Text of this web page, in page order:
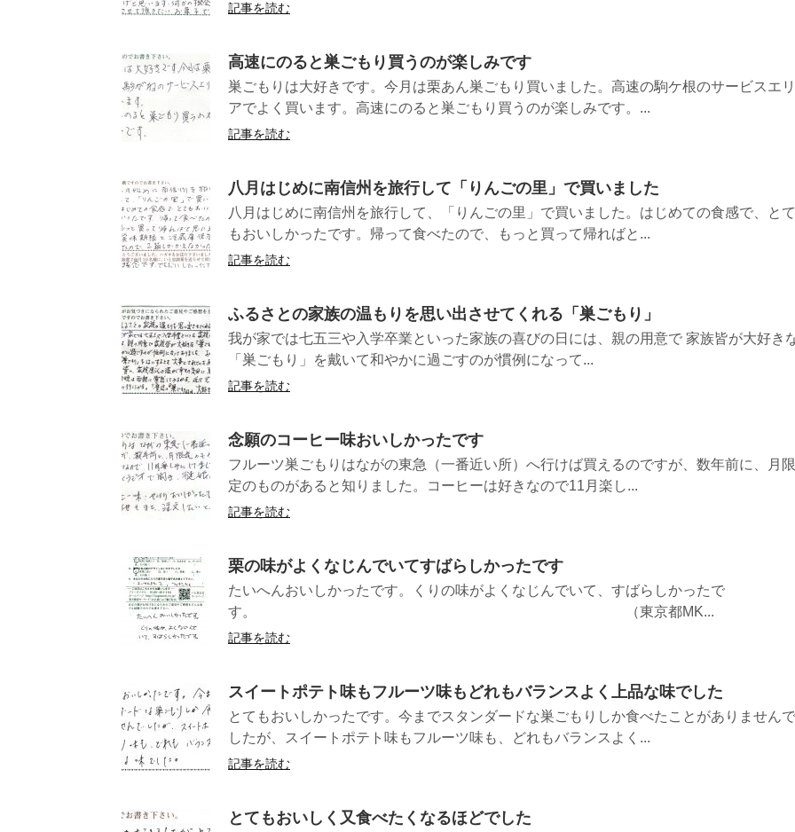
記事を読む
高速にのると巣ごもり買うのが楽しみです
巣ごもりは大好きです。今月は栗あん巣ごもり買いました。高速の駒ケ根のサービスエリ
アでよく買います。高速にのると巣ごもり買うのが楽しみです。...
記事を読む
八月はじめに南信州を旅行して「りんごの里」で買いました
八月はじめに南信州を旅行して、「りんごの里」で買いました。はじめての食感で、とて
もおいしかったです。帰って食べたので、もっと買って帰ればと...
記事を読む
ふるさとの家族の温もりを思い出させてくれる「巣ごもり」
我が家では七五三や入学卒業といった家族の喜びの日には、親の用意で 家族皆が大好き
「巣ごもり」を戴いて和やかに過ごすのが慣例になって...
記事を読む
念願のコーヒー味おいしかったです
フルーツ巣ごもりはながの東急（一番近い所）へ行けば買えるのですが、数年前に、月限
定のものがあると知りました。コーヒーは好きなので11月楽し...
記事を読む
栗の味がよくなじんでいてすばらしかったです
たいへんおいしかったです。くりの味がよくなじんでいて、すばらしかったで
す。 （東京都MK...
記事を読む
スイートポテト味もフルーツ味もどれもバランスよく上品な味でした
とてもおいしかったです。今までスタンダードな巣ごもりしか食べたことがありませんで
したが、スイートポテト味もフルーツ味も、どれもバランスよく...
記事を読む
とてもおいしく又食べたくなるほどでした